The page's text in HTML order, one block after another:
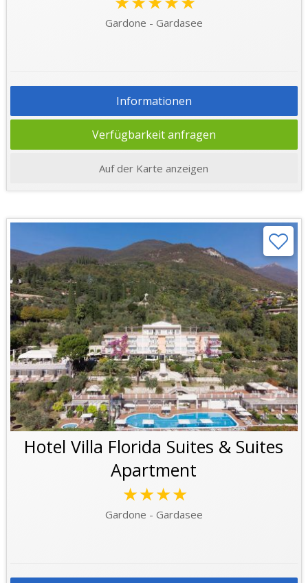
Gardone - Gardasee
Informationen
Verfügbarkeit anfragen
Auf der Karte anzeigen
Hotel Villa Florida Suites & Suites
Apartment
★★★★
Gardone - Gardasee